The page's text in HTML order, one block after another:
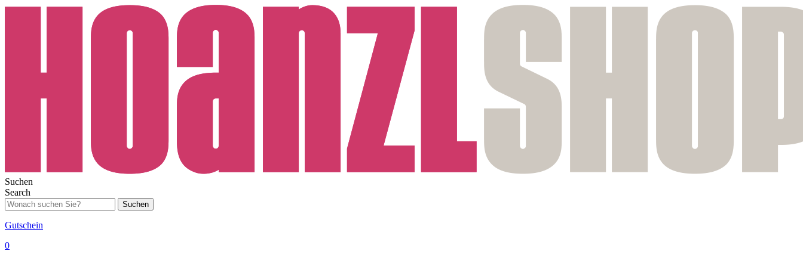
Suchen
Search
Suchen
Gutschein
0